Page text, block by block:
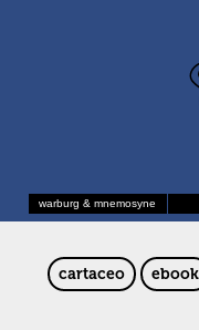
warburg & mnemosyne
cartaceo ebook